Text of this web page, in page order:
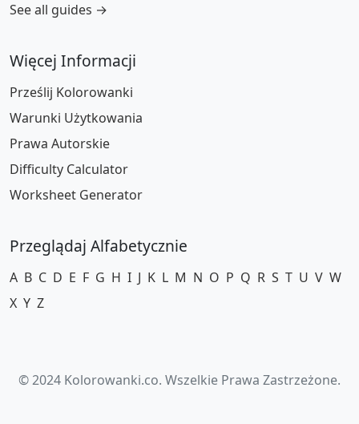
See all guides →
Więcej Informacji
Prześlij Kolorowanki
Warunki Użytkowania
Prawa Autorskie
Difficulty Calculator
Worksheet Generator
Przeglądaj Alfabetycznie
A B C D E F G H I J K L M N O P Q R S T U V W
X Y Z
© 2024 Kolorowanki.co. Wszelkie Prawa Zastrzeżone.